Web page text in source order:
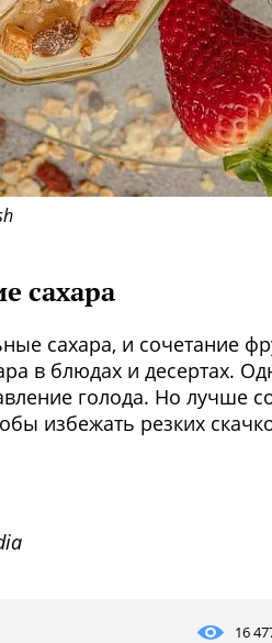
сахара
сахара, и сочетание
в блюдах и десертах.
голода. Но лучше
избежать резких
16